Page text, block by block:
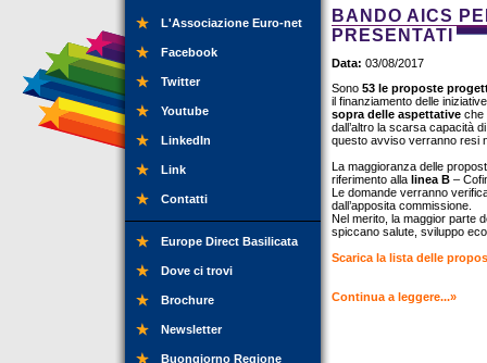
L'Associazione Euro-net
Facebook
Twitter
Youtube
LinkedIn
Link
Contatti
Europe Direct Basilicata
Dove ci trovi
Brochure
Newsletter
Buongiorno Regione
BANDO AICS
PRESENTATI
Data: 03/08/2017
Sono 53 le proposte
il finanziamento delle
sopra delle aspettative che
dall’altro la scarsa capacità
questo avviso verranno resi
La maggioranza delle
riferimento alla linea B –
Le domande verranno
dall’apposita commissione.
Nel merito, la maggior parte
spiccano salute, sviluppo
Scarica la lista delle
Continua a leggere...»